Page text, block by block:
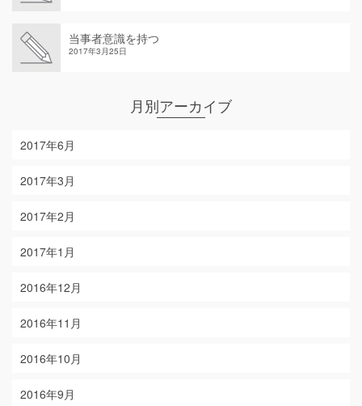
当事者意識を持つ
2017年3月25日
月別アーカイブ
2017年6月
2017年3月
2017年2月
2017年1月
2016年12月
2016年11月
2016年10月
2016年9月